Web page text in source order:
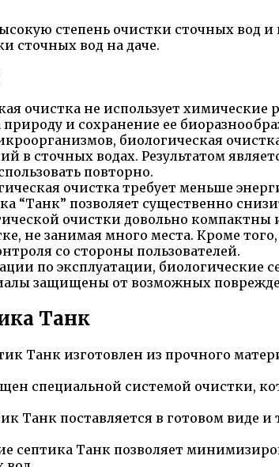
степень очистки сточных вод
сточных вод на даче.
очистка не использует
и сохранение ее
биологическая
в сточных водах. Результатом
повторно.
очистка требует меньше
“Танк” позволяет существенно
очистки довольно компактны
не занимая много места. Кроме
со стороны пользователей.
по эксплуатации, биологические
защищены от возможных
Танк
Танк изготовлен из прочного
специальной системой очистки,
Танк поставляется в готовом виде
септика Танк позволяет